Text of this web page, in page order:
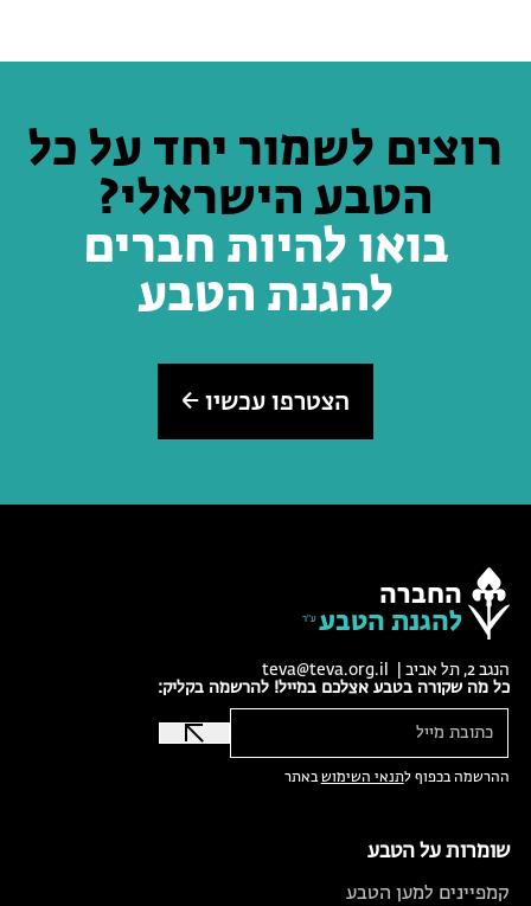
רוצים לשמור יחד על כל
הטבע הישראלי?
בואו להיות חברים
להגנת הטבע
הצטרפו עכשיו
החברה
להגנת הטבע
הנגב 2, תל אביב |
teva@teva.org.il
כל מה שקורה בטבע אצלכם במייל! להרשמה בקליק:
ההרשמה בכפוף לתנאי השימושבאתר
שומרות על הטבע
קמפיינים למען הטבע